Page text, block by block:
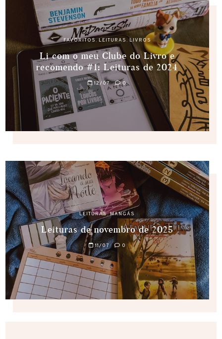
FAVORITOS, LEITURAS ,LIVROS
Li com o meu Clube do Livro e
recomendo #1: Leituras de 2024
12/07 0
LEITURAS,MANGÁS
Leituras de novembro de 2025
11/07 0